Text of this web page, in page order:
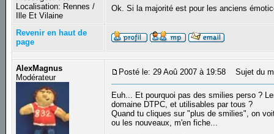
Localisation: Rennes /
Ille Et Vilaine
Ok. Si la majorité est pour les anciens
Revenir en haut de
page
AlexMagnus
Modérateur
Posté le: 29 Aoû 2007 à 19:58 Sujet du
Euh... Et pourquoi pas des smilies perso ?
domaine DTPC, et utilisables par tous ?
Quand tu cliques sur "plus de smilies", on
ou les nouveaux, m'en fiche...